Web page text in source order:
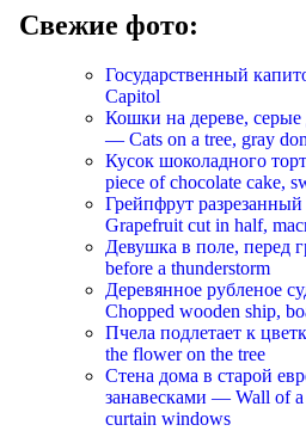
Свежие фото:
Государственный
Capitol
Кошки на дереве,
— Cats on a tree, gray
Кусок шоколадного
piece of chocolate cake,
Грейпфрут
Grapefruit cut in half,
Девушка в поле, перед
before a thunderstorm
Деревянное рубленое
Chopped wooden ship,
Пчела подлетает к
the flower on the tree
Стена дома в старой
занавесками — Wall of
curtain windows